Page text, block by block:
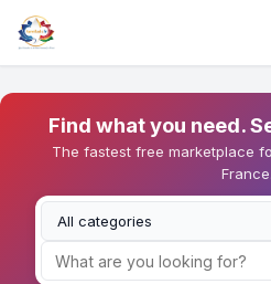
Find what you need.
The fastest free marketplace
France.